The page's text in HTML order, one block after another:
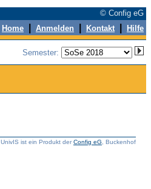
© Config eG
Home Anmelden Kontakt Hilfe
Semester:
UnivIS ist ein Produkt derConfig eG , Buckenhof